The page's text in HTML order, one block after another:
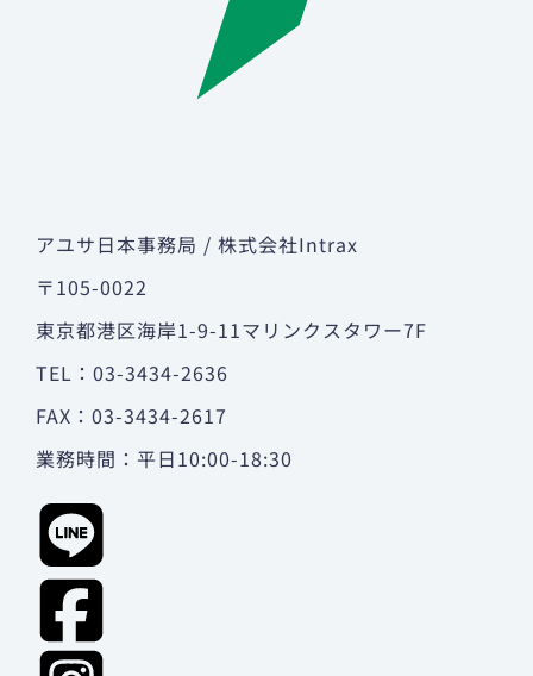
アユサ日本事務局 / 株式会社Intrax
〒105-0022
東京都港区海岸1-9-11マリンクスタワー7F
TEL：03-3434-2636
FAX：03-3434-2617
業務時間：平日10:00-18:30